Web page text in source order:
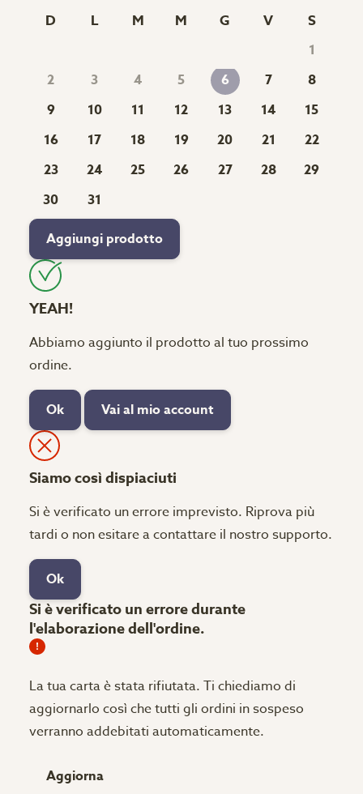
D L M M G V S
1
2
3 4 5 6 7
8
9
10 11 12 13 14
15
16
17 18 19 20 21
22
23
24 25 26 27 28
29
30
31
Aggiungi prodotto
YEAH!
Abbiamo aggiunto il prodotto al tuo prossimo
ordine.
Ok Vai al mio account
Siamo così dispiaciuti
Si è verificato un errore imprevisto. Riprova più
tardi o non esitare a contattare il nostro supporto.
Ok
Si è verificato un errore durante
l'elaborazione dell'ordine.
La tua carta è stata rifiutata. Ti chiediamo di
aggiornarlo così che tutti gli ordini in sospeso
verranno addebitati automaticamente.
Aggiorna